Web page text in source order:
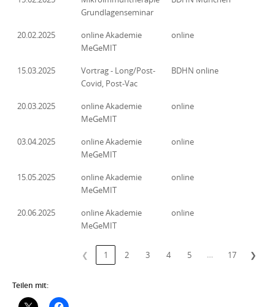
Grundlagenseminar
20.02.2025
online Akademie
MeGeMIT
online
15.03.2025
Vortrag - Long/Post-
Covid, Post-Vac
BDHN online
20.03.2025
online Akademie
MeGeMIT
online
03.04.2025
online Akademie
MeGeMIT
online
15.05.2025
online Akademie
MeGeMIT
online
20.06.2025
online Akademie
MeGeMIT
online
❮ 1 2 3 4 5 17 ❯
Teilen mit: